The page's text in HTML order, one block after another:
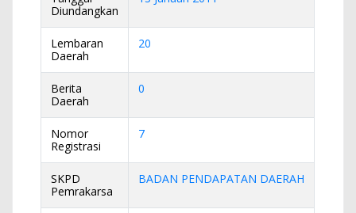
Diundangkan
Lembaran
Daerah
20
Berita
Daerah
0
Nomor
Registrasi
7
SKPD
Pemrakarsa
BADAN PENDAPATAN DAERAH